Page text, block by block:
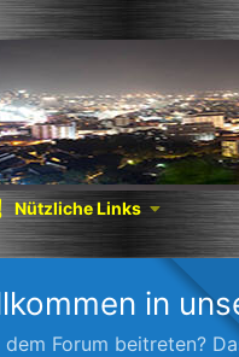
Nützliche Links
in
Forum beitreten?